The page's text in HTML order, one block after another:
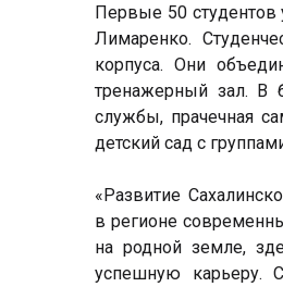
Первые 50 студентов
Лимаренко.
корпуса. Они
тренажерный зал. В
службы, прачечная
детский сад с
«Развитие
в регионе
на родной земле,
успешную карьеру.